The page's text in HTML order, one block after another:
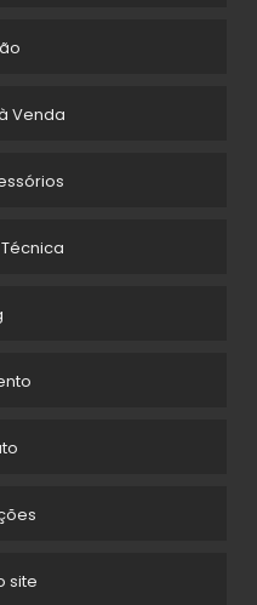
Venda
site